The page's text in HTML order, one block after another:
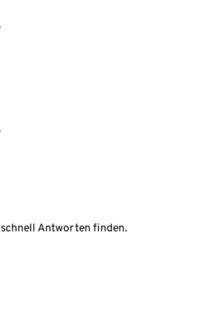
Antworten finden.